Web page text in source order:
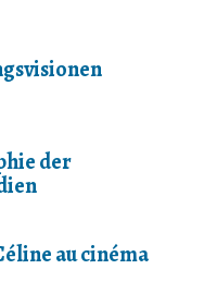
der
au cinéma